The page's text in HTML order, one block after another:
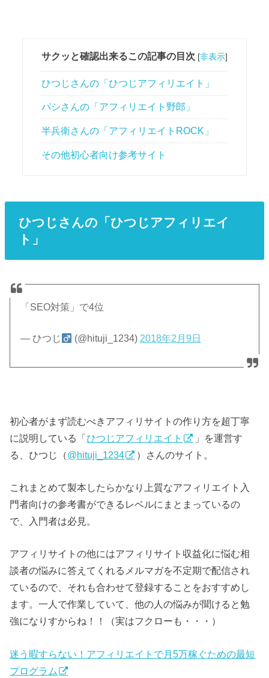
サクッと確認出来るこの記事の目次 [非表示]
ひつじさんの「ひつじアフィリエイト」
パシさんの「アフィリエイト野郎」
半兵衛さんの「アフィリエイトROCK」
その他初心者向け参考サイト
ひつじさんの「ひつじアフィリエイ
ト」
「SEO対策」で4位
— ひつじ (@hituji_1234) 2018年2月9日
初心者がまず読むべきアフィリサイトの作り方を超丁寧
に説明している「ひつじアフィリエイト
」を運営す
る、ひつじ（@hituji_1234 ）さんのサイト。
これまとめて製本したらかなり上質なアフィリエイト入
門者向けの参考書ができるレベルにまとまっているの
で、入門者は必見。
アフィリサイトの他にはアフィリサイト収益化に悩む相
談者の悩みに答えてくれるメルマガを不定期で配信され
ているので、それも合わせて登録することをおすすめし
ます。一人で作業していて、他の人の悩みが聞けると勉
強になりすからね！！（実はフクローも・・・）
迷う暇すらない！アフィリエイトで月5万稼ぐための最短
プログラム